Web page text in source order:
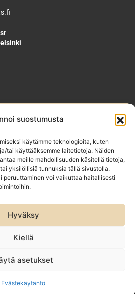
suostumusta
käytämme teknologioita, kuten
tai käyttääksemme laitetietoja. Näiden
meille mahdollisuuden käsitellä tietoja,
yksilöllisiä tunnuksia tällä sivustolla.
peruuttaminen voi vaikuttaa haitallisesti
Hyväksy
Kiellä
asetukset
Evästekäytäntö
uutiskirje